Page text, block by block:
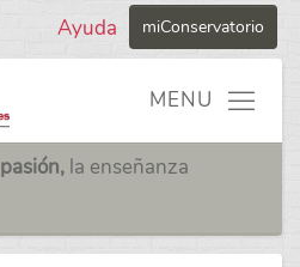
miConservatorio
Ayuda
la enseñanza